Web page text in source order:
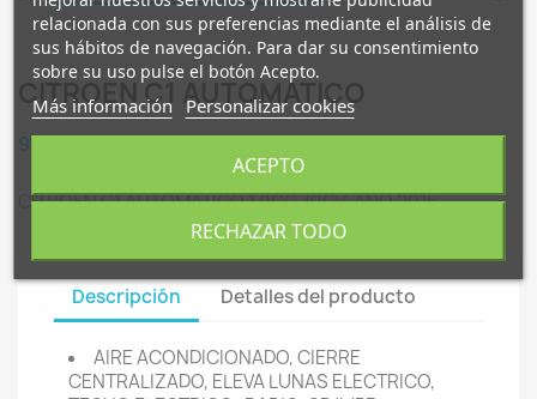
CITROEN C1 AUTOMATICO
9.490,00 €
CITROEN C1 AUTOMATICO 1.0CC 70CV AÑO 2015
Descripción Detalles del producto
AIRE ACONDICIONADO, CIERRE
CENTRALIZADO, ELEVA LUNAS ELECTRICO,
relacionada con sus preferencias mediante el análisis de
sus hábitos de navegación. Para dar su consentimiento
sobre su uso pulse el botón Acepto.
Más información Personalizar cookies
RECHAZAR TODO
ACEPTO